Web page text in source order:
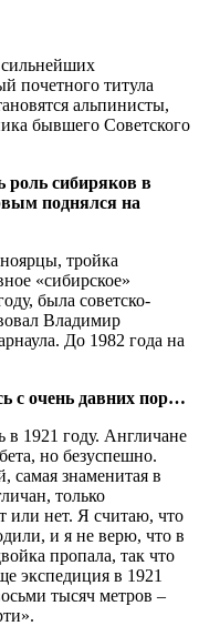
почетного титула
альпинисты,
бывшего Советского
роль сибиряков в
поднялся на
тройка
«сибирское»
была советско-
Владимир
До 1982 года на
с очень давних пор…
в 1921 году. Англичане
но безуспешно.
самая знаменитая в
только
или нет. Я считаю, что
и я не верю, что в
пропала, так что
экспедиция в 1921
тысяч метров –